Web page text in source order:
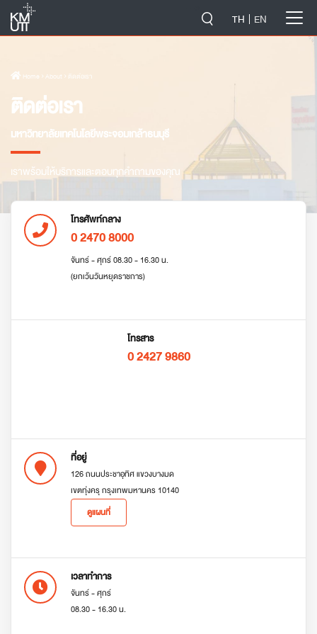
TH EN
Home › About › ติดต่อเรา
ติดต่อเรา
มหาวิทยาลัยเทคโนโลยีพระจอมเกล้าธนบุรี
เราพร้อมให้บริการและตอบทุกคำถามของคุณ
โทรศัพท์กลาง
0 2470 8000
จันทร์ - ศุกร์ 08.30 - 16.30 น.
(ยกเว้นวันหยุดราชการ)
โทรสาร
0 2427 9860
ที่อยู่
126 ถนนประชาอุทิศ แขวงบางมด
เขตทุ่งครุ กรุงเทพมหานคร 10140
ดูแผนที่
เวลาทำการ
จันทร์ - ศุกร์
08.30 - 16.30 น.